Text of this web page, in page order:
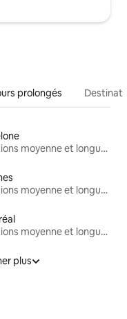
prolongés
Locations moyenne et longue durée
Locations moyenne et longue durée
Locations moyenne et longue durée
plus